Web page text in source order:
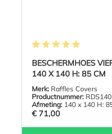
BESCHERMHOES
140 X 140 H: 85 CM
Merk: Raffles Covers
Productnummer:
Afmeting: 140 x 140 H:
€ 71,00